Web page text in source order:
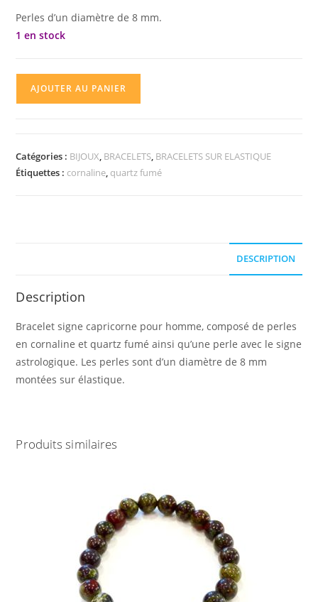
Perles d’un diamètre de 8 mm.
1 en stock
capricorne
pour
AJOUTER AU PANIER
Catégories : BIJOUX, BRACELETS, BRACELETS SUR ELASTIQUE
Étiquettes : cornaline, quartz fumé
DESCRIPTION
Description
Bracelet signe capricorne pour homme, composé de perles
en cornaline et quartz fumé ainsi qu’une perle avec le signe
astrologique. Les perles sont d’un diamètre de 8 mm
montées sur élastique.
Produits similaires